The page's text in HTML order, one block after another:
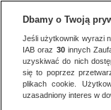
Dbamy o Twoją
Jeśli użytkownik wyrazi
IAB oraz 30innych
uzyskiwać do nich
się to poprzez
plikach cookie.
uzasadniony interes w